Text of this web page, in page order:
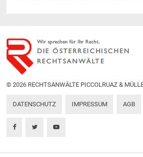
© 2026 RECHTSANWÄLTE PICCOLRUAZ &
DATENSCHUTZ IMPRESSUM AGB